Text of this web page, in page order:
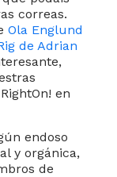
correas.
Ola Englund
de Adrian
en
endoso
y orgánica,
de